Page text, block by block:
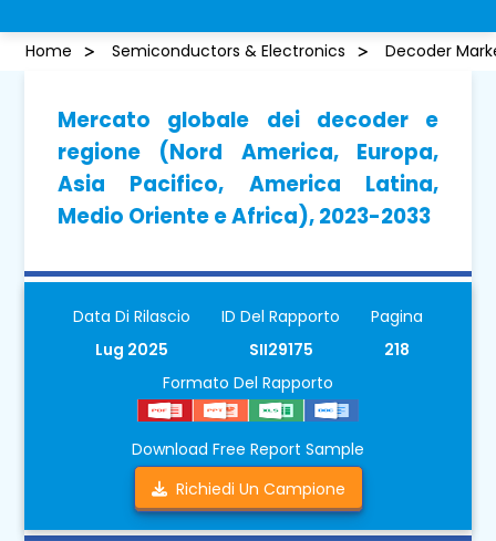
Home Semiconductors & Electronics Decoder
Mercato globale dei decoder e
regione (Nord America, Europa,
Asia Pacifico, America Latina,
Medio Oriente e Africa), 2023-2033
Data Di Rilascio
Lug 2025
ID Del Rapporto
SII29175
Pagina
218
Formato Del Rapporto
Download Free Report Sample
Richiedi Un Campione